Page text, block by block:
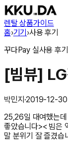
렌탈 상품가이드
홈›기기›사용 후기
꾸다Pay 실사용 후기
[빔뷰]
박민지·2019-12-30
25,26일 대여했는
좋았습니다>< 빔은
말 분위기 잘 즐겼습